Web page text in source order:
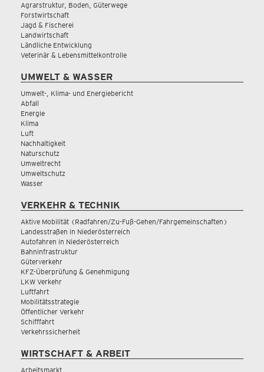
Agrarstruktur, Boden, Güterwege
Forstwirtschaft
Jagd & Fischerei
Landwirtschaft
Ländliche Entwicklung
Veterinär & Lebensmittelkontrolle
UMWELT & WASSER
Umwelt-, Klima- und Energiebericht
Abfall
Energie
Klima
Luft
Nachhaltigkeit
Naturschutz
Umweltrecht
Umweltschutz
Wasser
VERKEHR & TECHNIK
Aktive Mobilität (Radfahren/Zu-Fuß-Gehen/Fahrgemeinschaften)
Landesstraßen in Niederösterreich
Autofahren in Niederösterreich
Bahninfrastruktur
Güterverkehr
KFZ-Überprüfung & Genehmigung
LKW Verkehr
Luftfahrt
Mobilitätsstrategie
Öffentlicher Verkehr
Schifffahrt
Verkehrssicherheit
WIRTSCHAFT & ARBEIT
Arbeitsmarkt